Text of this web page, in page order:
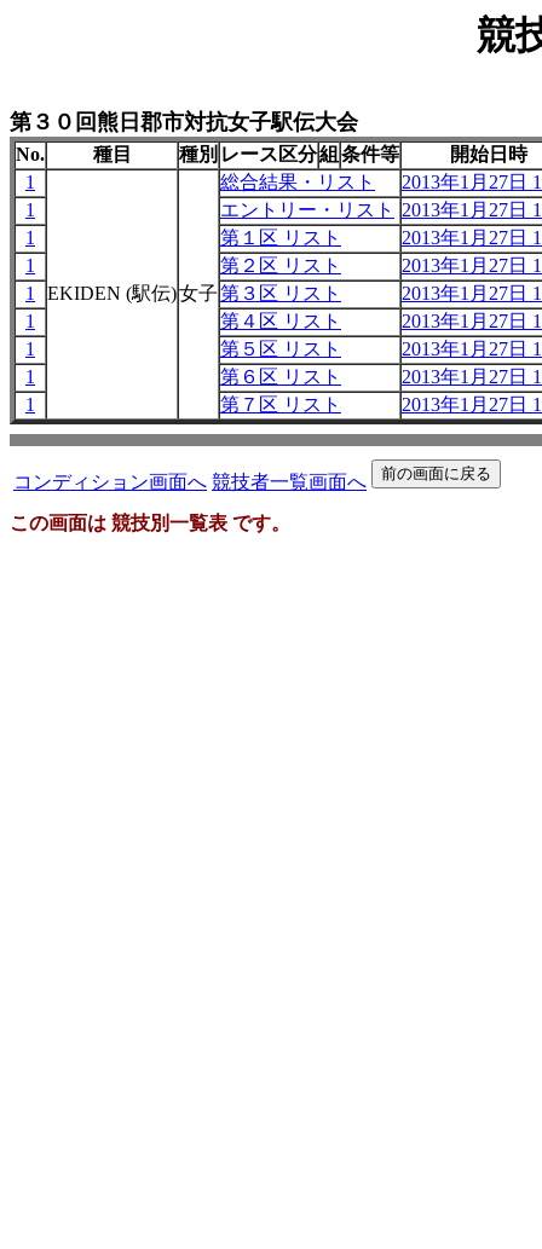
競
第３０回熊日郡市対抗女子駅伝大会
No. 種目 種別 レース区分組 条件等
開始日時
1
EKIDEN (駅伝)女子
総合結果・リスト
2013年1月27日
1
エントリー・リスト
2013年1月27日
1
第１区 リスト
2013年1月27日
1
第２区 リスト
2013年1月27日
1
第３区 リスト
2013年1月27日
1
第４区 リスト
2013年1月27日
1
第５区 リスト
2013年1月27日
1
第６区 リスト
2013年1月27日
1
第７区 リスト 2013年1月27日
コンディション画面へ 競技者一覧画面へ
この画面は 競技別一覧表 です。